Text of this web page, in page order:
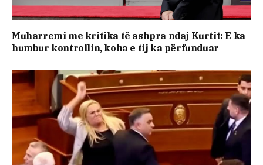
Muharremi me kritika të ashpra ndaj Kurtit: E ka
humbur kontrollin, koha e tij ka përfunduar